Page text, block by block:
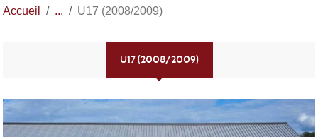
Accueil U17 (2008/2009)
U17 (2008/2009)